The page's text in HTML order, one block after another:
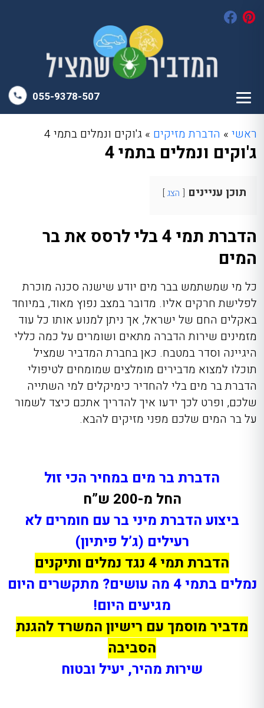
055-9378-507
ראשי » הדברת מזיקים » ג'וקים ונמלים בתמי 4
ג'וקים ונמלים בתמי 4
תוכן עניינים הצג
הדברת תמי 4 בלי לרסס את בר
המים
כל מי שמשתמש בבר מים יודע שישנה סכנה מוכרת
לפלישת חרקים אליו. מדובר במצב נפוץ מאוד, במיוחד
באקלים החם של ישראל, אך ניתן למנוע אותו כל עוד
מזמינים שירות הדברה מתאים ושומרים על כמה כללי
היגיינה וסדר במטבח. כאן בחברת המדביר שמציל
תוכלו למצוא מדבירים מומלצים שמומחים לטיפולי
הדברת בר מים בלי להחדיר כימיקלים למי השתייה
שלכם, ופרט לכך ידעו איך להדריך אתכם כיצד לשמור
על בר המים שלכם מפני מזיקים להבא.
הדברת בר מים במחיר הכי זול
החל מ-200 ש”ח
ביצוע הדברת מיני בר עם חומרים לא
רעילים (ג’ל פיתיון)
הדברת תמי 4 נגד נמלים ותיקנים
נמלים בתמי 4 מה עושים? מתקשרים היום
מגיעים היום!
מדביר מוסמך עם רישיון המשרד להגנת
הסביבה
שירות מהיר, יעיל ובטוח